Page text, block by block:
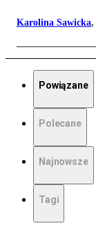
Karolina Sawicka,
Powiązane
Polecane
Najnowsze
Tagi